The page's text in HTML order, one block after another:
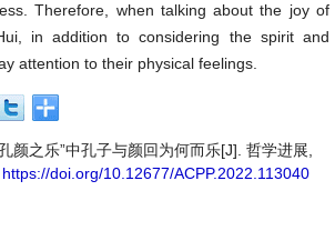
Therefore, when talking about the joy of
in addition to considering the spirit and
attention to their physical feelings.
颜之乐”中孔子与颜回为何而乐[J]. 哲学进展,
https://doi.org/10.12677/ACPP.2022.113040